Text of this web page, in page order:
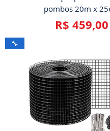
pombos 20m x
Preço
R$ 459,00
🔧